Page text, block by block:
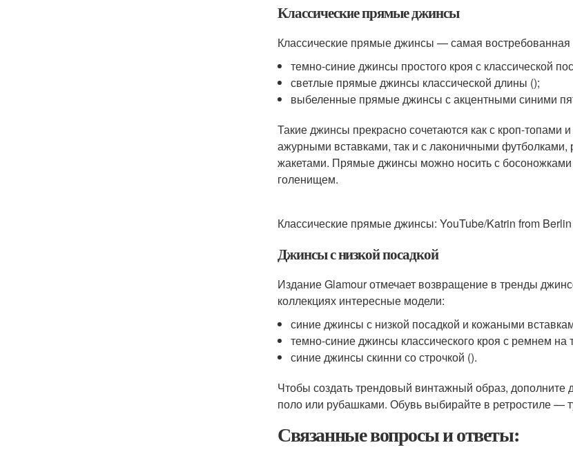
Классические прямые джинсы
Классические прямые джинсы — самая
темно-синие джинсы простого кроя с классической
светлые прямые джинсы классической длины ();
выбеленные прямые джинсы с акцентными синими
Такие джинсы прекрасно сочетаются как с кроп-
ажурными вставками, так и с лаконичными
жакетами. Прямые джинсы можно носить с босоножками
голенищем.
Классические прямые джинсы: YouTube/Katrin from Berlin
Джинсы с низкой посадкой
Издание Glamour отмечает возвращение в тренды
коллекциях интересные модели:
синие джинсы с низкой посадкой и кожаными
темно-синие джинсы классического кроя с ремнем на
синие джинсы скинни со строчкой ().
Чтобы создать трендовый винтажный образ,
поло или рубашками. Обувь выбирайте в ретростиле
Связанные вопросы и ответы: